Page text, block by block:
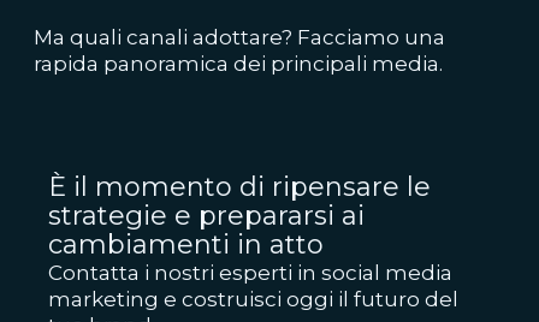
Ma quali canali adottare? Facciamo una
rapida panoramica dei principali media.
È il momento di ripensare le
strategie e prepararsi ai
cambiamenti in atto
Contatta i nostri esperti in social media
marketing e costruisci oggi il futuro del